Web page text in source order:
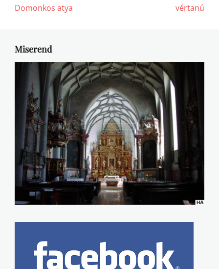
Domonkos atya
vértanú
Miserend